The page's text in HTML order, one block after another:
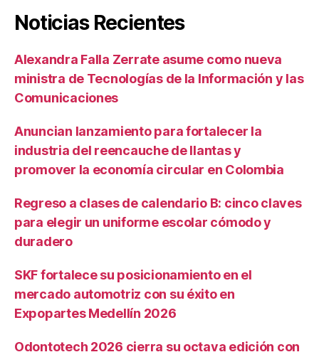
Noticias Recientes
Alexandra Falla Zerrate asume como nueva
ministra de Tecnologías de la Información y las
Comunicaciones
Anuncian lanzamiento para fortalecer la
industria del reencauche de llantas y
promover la economía circular en Colombia
Regreso a clases de calendario B: cinco claves
para elegir un uniforme escolar cómodo y
duradero
SKF fortalece su posicionamiento en el
mercado automotriz con su éxito en
Expopartes Medellín 2026
Odontotech 2026 cierra su octava edición con